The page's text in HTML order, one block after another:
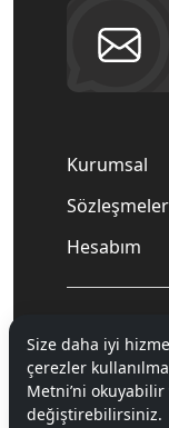
Kurumsal
Sözleşmeler
Hesabım
©
Size daha iyi
çerezler
Metni’ni
değiştirebilirsiniz.